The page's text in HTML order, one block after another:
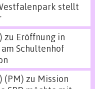
stellt
zu Eröffnung in
Schultenhof
(PM) zu Mission